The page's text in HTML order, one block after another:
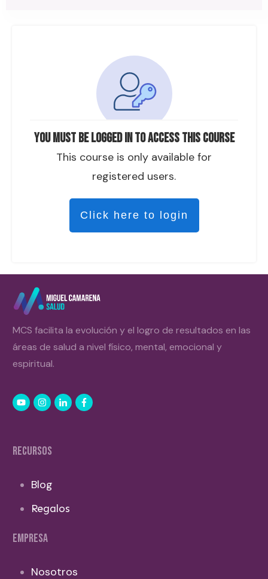
You must be logged in to access this course
This course is only available for
registered users.
Click here to login
MCS facilita la evolución y el logro de resultados en las
áreas de salud a nivel físico, mental, emocional y
espiritual.
RECURSOS
Blog
Regalos
EMPRESA
Nosotros